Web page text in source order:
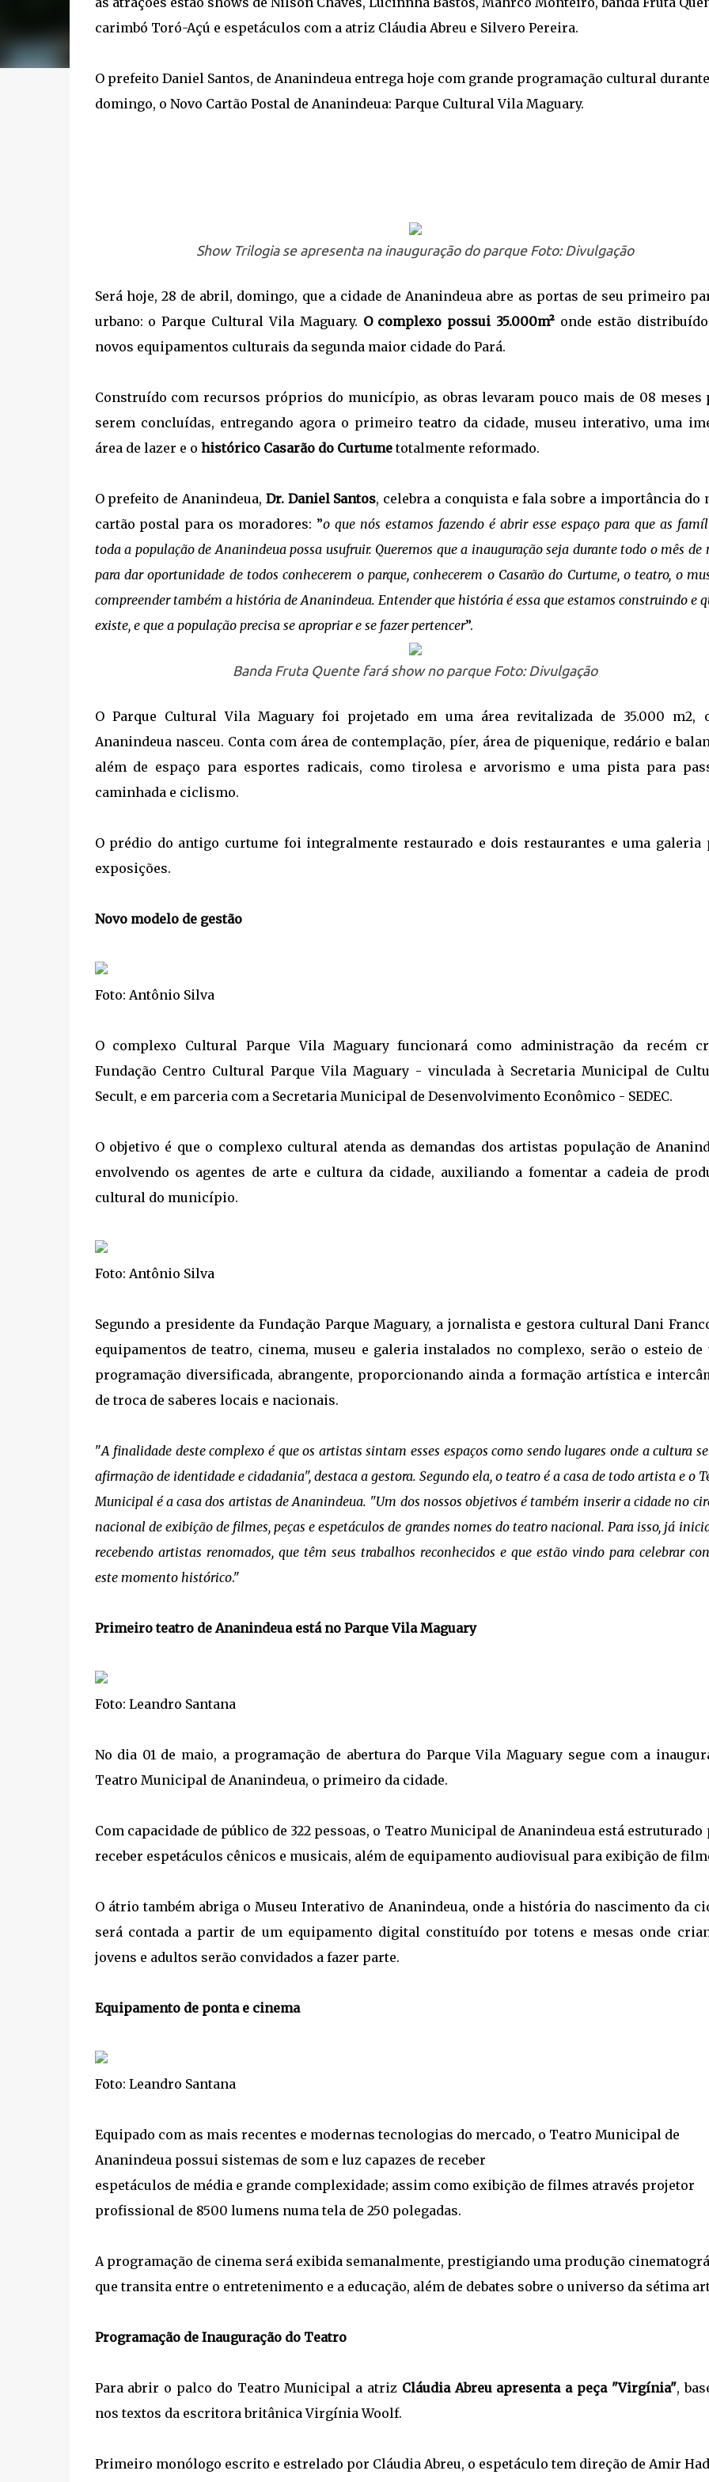
carimbó Toró-Açú e espetáculos com a atriz Cláudia Abreu e Silvero Pereira.
O prefeito Daniel Santos, de Ananindeua entrega hoje com grande programação cultural
domingo, o Novo Cartão Postal de Ananindeua: Parque Cultural Vila Maguary.
Show Trilogia se apresenta na inauguração do parque Foto: Divulgação
Será hoje, 28 de abril, domingo, que a cidade de Ananindeua abre as portas de seu primeiro
urbano: o Parque Cultural Vila Maguary. O complexo possui 35.000m² onde estão
novos equipamentos culturais da segunda maior cidade do Pará.
Construído com recursos próprios do município, as obras levaram pouco mais de 08 meses
serem concluídas, entregando agora o primeiro teatro da cidade, museu interativo, uma
área de lazer e o histórico Casarão do Curtumetotalmente reformado.
O prefeito de Ananindeua, Dr. Daniel Santos, celebra a conquista e fala sobre a importância do
cartão postal para os moradores: ”o que nós estamos fazendo é abrir esse espaço para que as
toda a população de Ananindeua possa usufruir. Queremos que a inauguração seja durante todo o mês de
para dar oportunidade de todos conhecerem o parque, conhecerem o Casarão do Curtume, o teatro, o
compreender também a história de Ananindeua. Entender que história é essa que estamos construindo e
existe, e que a população precisa se apropriar e se fazer pertencer”.
Banda Fruta Quente fará show no parque Foto: Divulgação
O Parque Cultural Vila Maguary foi projetado em uma área revitalizada de 35.000 m2,
Ananindeua nasceu. Conta com área de contemplação, píer, área de piquenique, redário e
além de espaço para esportes radicais, como tirolesa e arvorismo e uma pista para
caminhada e ciclismo.
O prédio do antigo curtume foi integralmente restaurado e dois restaurantes e uma galeria
exposições.
Novo modelo de gestão
Foto: Antônio Silva
O complexo Cultural Parque Vila Maguary funcionará como administração da recém
Fundação Centro Cultural Parque Vila Maguary - vinculada à Secretaria Municipal de
Secult, e em parceria com a Secretaria Municipal de Desenvolvimento Econômico - SEDEC.
O objetivo é que o complexo cultural atenda as demandas dos artistas população de
envolvendo os agentes de arte e cultura da cidade, auxiliando a fomentar a cadeia de
cultural do município.
Foto: Antônio Silva
Segundo a presidente da Fundação Parque Maguary, a jornalista e gestora cultural Dani
equipamentos de teatro, cinema, museu e galeria instalados no complexo, serão o esteio de
programação diversificada, abrangente, proporcionando ainda a formação artística e
de troca de saberes locais e nacionais.
"A finalidade deste complexo é que os artistas sintam esses espaços como sendo lugares onde a cultura
afirmação de identidade e cidadania", destaca a gestora. Segundo ela, o teatro é a casa de todo artista e o
Municipal é a casa dos artistas de Ananindeua. "Um dos nossos objetivos é também inserir a cidade no
nacional de exibição de filmes, peças e espetáculos de grandes nomes do teatro nacional. Para isso, já
recebendo artistas renomados, que têm seus trabalhos reconhecidos e que estão vindo para celebrar
este momento histórico."
Primeiro teatro de Ananindeua está no Parque Vila Maguary
Foto: Leandro Santana
No dia 01 de maio, a programação de abertura do Parque Vila Maguary segue com a
Teatro Municipal de Ananindeua, o primeiro da cidade.
Com capacidade de público de 322 pessoas, o Teatro Municipal de Ananindeua está estruturado
receber espetáculos cênicos e musicais, além de equipamento audiovisual para exibição de
O átrio também abriga o Museu Interativo de Ananindeua, onde a história do nascimento da
será contada a partir de um equipamento digital constituído por totens e mesas onde
jovens e adultos serão convidados a fazer parte.
Equipamento de ponta e cinema
Foto: Leandro Santana
Equipado com as mais recentes e modernas tecnologias do mercado, o Teatro Municipal de
Ananindeua possui sistemas de som e luz capazes de receber
espetáculos de média e grande complexidade; assim como exibição de filmes através projetor
profissional de 8500 lumens numa tela de 250 polegadas.
A programação de cinema será exibida semanalmente, prestigiando uma produção
que transita entre o entretenimento e a educação, além de debates sobre o universo da sétima
Programação de Inauguração do Teatro
Para abrir o palco do Teatro Municipal a atriz Cláudia Abreu apresenta a peça "Virgínia",
nos textos da escritora britânica Virgínia Woolf.
Primeiro monólogo escrito e estrelado por Cláudia Abreu, o espetáculo tem direção de Amir